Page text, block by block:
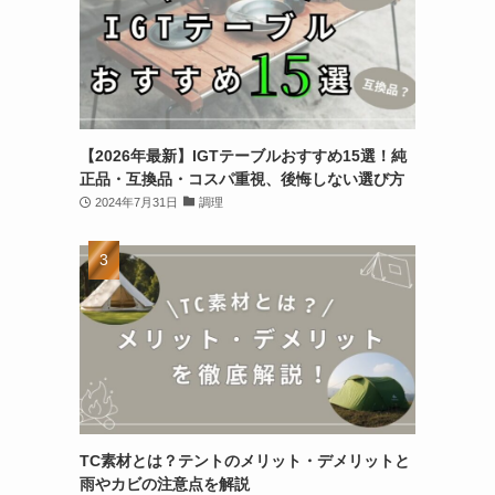
【2026年最新】IGTテーブルおすすめ15選！純
正品・互換品・コスパ重視、後悔しない選び方
2024年7月31日 調理
TC素材とは？テントのメリット・デメリットと
雨やカビの注意点を解説